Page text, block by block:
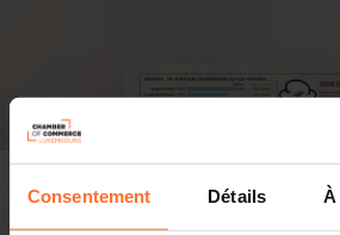
Consentement Détails À